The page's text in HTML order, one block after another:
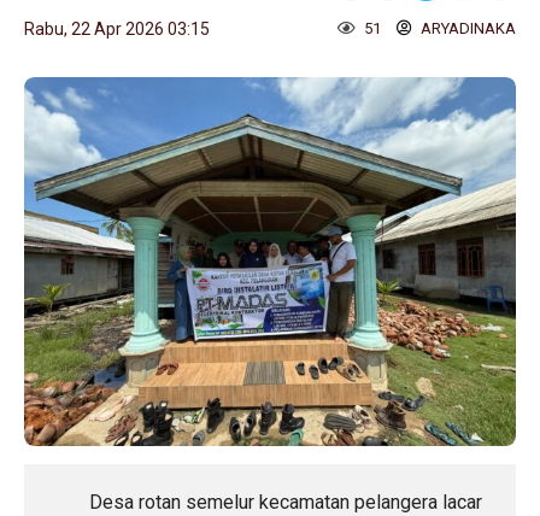
Rabu, 22 Apr 2026 03:15 51 ARYADINAKA
Desa rotan semelur kecamatan pelangera lacar